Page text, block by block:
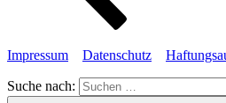
Impressum
Datenschutz
Suche nach: